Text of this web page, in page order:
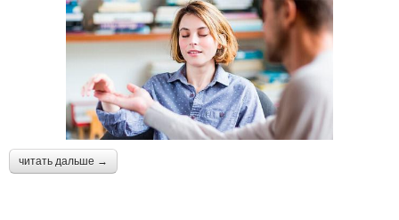
читать дальше →